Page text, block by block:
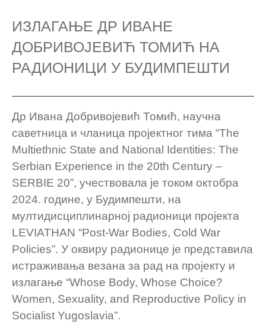
ИЗЛАГАЊЕ ДР ИВАНЕ
ДОБРИВОЈЕВИЋ ТОМИЋ НА
РАДИОНИЦИ У БУДИМПЕШТИ
Др Ивана Добривојевић Томић, научна
саветница и чланица пројектног тима “The
Multiethnic State and National Identities: The
Serbian Experience in the 20th Century –
SERBIE 20”, учествовала је током октобра
2024. године, у Будимпешти, на
мултидисциплинарној радионици пројекта
LEVIATHAN “Post-War Bodies, Cold War
Policies”. У оквиру радионице је представила
истраживања везана за рад на пројекту и
излагање “Whose Body, Whose Choice?
Women, Sexuality, and Reproductive Policy in
Socialist Yugoslavia”.